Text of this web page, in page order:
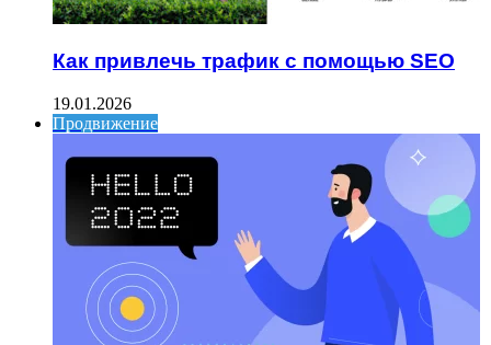
Как привлечь трафик с помощью SEO
19.01.2026
Продвижение